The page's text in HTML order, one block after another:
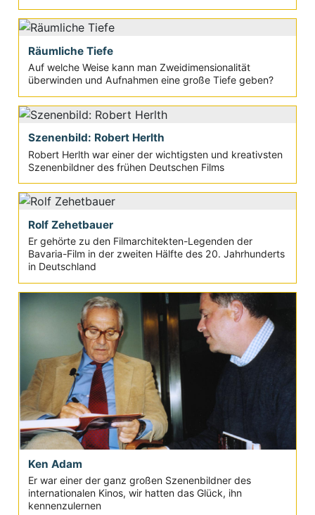
Räumliche Tiefe
Auf welche Weise kann man Zweidimensionalität
überwinden und Aufnahmen eine große Tiefe geben?
Szenenbild: Robert Herlth
Robert Herlth war einer der wichtigsten und kreativsten
Szenenbildner des frühen Deutschen Films
Rolf Zehetbauer
Er gehörte zu den Filmarchitekten-Legenden der
Bavaria-Film in der zweiten Hälfte des 20. Jahrhunderts
in Deutschland
Ken Adam
Er war einer der ganz großen Szenenbildner des
internationalen Kinos, wir hatten das Glück, ihn
kennenzulernen